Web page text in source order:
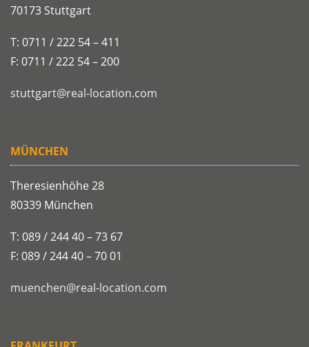
70173 Stuttgart
T: 0711 / 222 54 – 411
F: 0711 / 222 54 – 200
stuttgart@real-location.com
MÜNCHEN
Theresienhöhe 28
80339 München
T: 089 / 244 40 – 73 67
F: 089 / 244 40 – 70 01
muenchen@real-location.com